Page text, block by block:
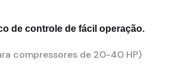
de controle de fácil operação.
compressores de 20-40 HP)